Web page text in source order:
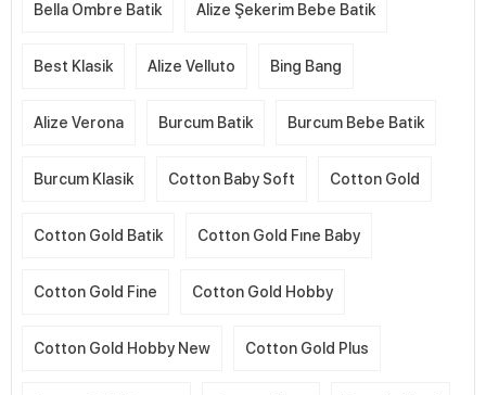
Bella Ombre Batik Alize Şekerim Bebe Batik
Best Klasik Alize Velluto Bing Bang
Alize Verona Burcum Batik Burcum Bebe Batik
Burcum Klasik Cotton Baby Soft Cotton Gold
Cotton Gold Batik Cotton Gold Fıne Baby
Cotton Gold Fine Cotton Gold Hobby
Cotton Gold Hobby New Cotton Gold Plus